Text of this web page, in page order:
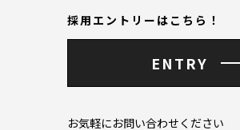
採用エントリーはこちら！
ENTRY
お気軽にお問い合わせください